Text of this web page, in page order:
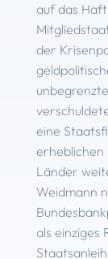
auf das
der
eine
erheblichen
Länder
Weidmann
als einziges